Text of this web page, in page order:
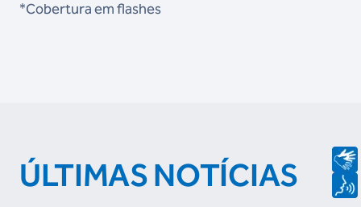
*Cobertura em flashes
ÚLTIMAS NOTÍCIAS